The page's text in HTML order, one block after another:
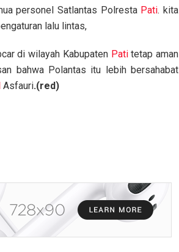
personel Satlantas Polresta Pati. kita
lalu lintas,
di wilayah Kabupaten Patitetap aman
bahwa Polantas itu lebih bersahabat
Asfauri.(red)